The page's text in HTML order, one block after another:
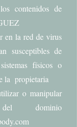
contenidos de
en la red de virus
susceptibles de
físicos o
la propietaria
o manipular
dominio